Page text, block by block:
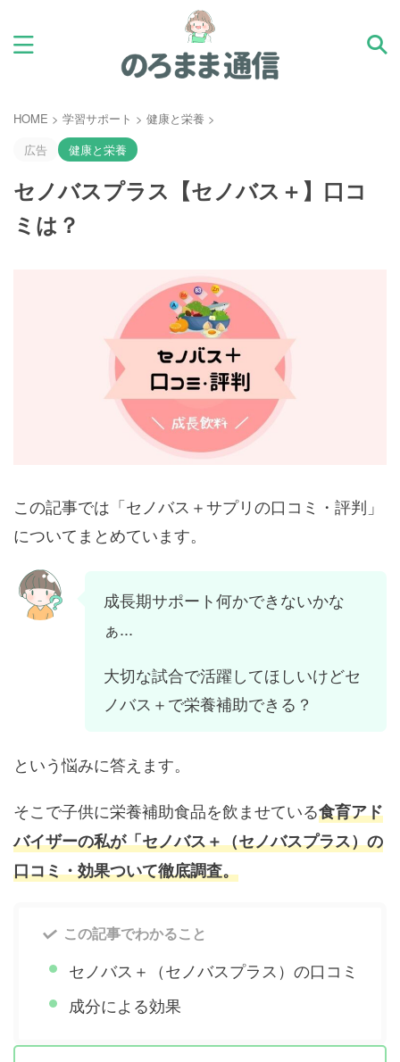
HOME > 学習サポート > 健康と栄養 >
広告
健康と栄養
セノバスプラス【セノバス＋】口コ
ミは？
この記事では「セノバス＋サプリの口コミ・評判」
についてまとめています。
成長期サポート何かできないかな
ぁ...
大切な試合で活躍してほしいけどセ
ノバス＋で栄養補助できる？
という悩みに答えます。
そこで子供に栄養補助食品を飲ませている食育アド
バイザーの私が「セノバス＋（セノバスプラス）の
口コミ・効果ついて徹底調査。
この記事でわかること
セノバス＋（セノバスプラス）の口コミ
成分による効果